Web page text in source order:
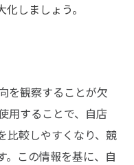
しましょう。
を観察することが欠
用することで、自店
比較しやすくなり、競
。この情報を基に、自